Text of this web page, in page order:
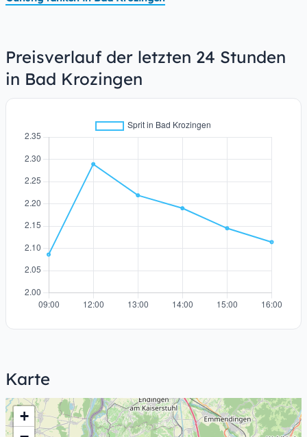
Preisverlauf der letzten 24 Stunden
in Bad Krozingen
Karte
+